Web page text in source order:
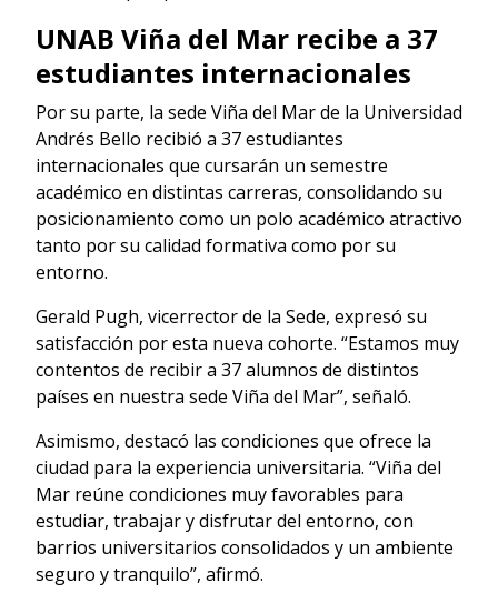
UNAB Viña del Mar recibe a 37
estudiantes internacionales
Por su parte, la sede Viña del Mar de la Universidad
Andrés Bello recibió a 37 estudiantes
internacionales que cursarán un semestre
académico en distintas carreras, consolidando su
posicionamiento como un polo académico atractivo
tanto por su calidad formativa como por su
entorno.
Gerald Pugh, vicerrector de la Sede, expresó su
satisfacción por esta nueva cohorte. “Estamos muy
contentos de recibir a 37 alumnos de distintos
países en nuestra sede Viña del Mar”, señaló.
Asimismo, destacó las condiciones que ofrece la
ciudad para la experiencia universitaria. “Viña del
Mar reúne condiciones muy favorables para
estudiar, trabajar y disfrutar del entorno, con
barrios universitarios consolidados y un ambiente
seguro y tranquilo”, afirmó.